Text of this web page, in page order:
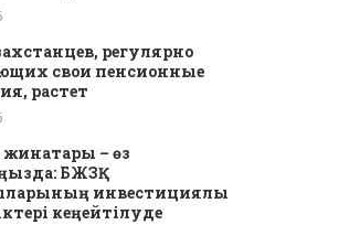
регулярно
свои пенсионные
растет
жинақтары – өз
БЖЗҚ
инвестициялық
кеңейтілуде